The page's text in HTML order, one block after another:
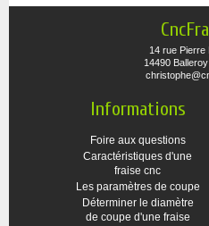
14 rue Pierre
14490
Informations
Foire aux questions
Caractéristiques d'une
fraise cnc
Les paramètres de coupe
Déterminer le diamètre
de coupe d'une fraise